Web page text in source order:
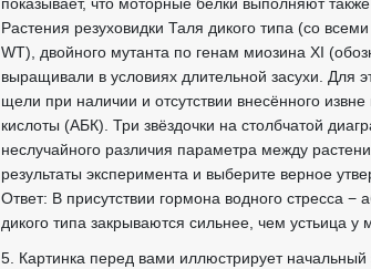
показывает, что моторные белки выполняют
Растения резуховидки Таля дикого типа (со
WT), двойного мутанта по генам миозина XI
выращивали в условиях длительной засухи. Для
щели при наличии и отсутствии внесённого
кислоты (АБК). Три звёздочки на столбчатой
неслучайного различия параметра между
результаты эксперимента и выберите верное
Ответ: В присутствии гормона водного стресса −
дикого типа закрываются сильнее, чем устьица у
5. Картинка перед вами иллюстрирует